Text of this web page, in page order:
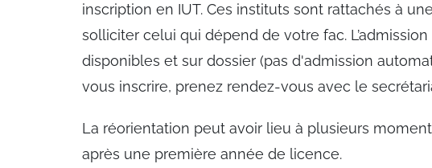
inscription en IUT. Ces instituts sont rattachés à
solliciter celui qui dépend de votre fac.
disponibles et sur dossier (pas d'admission
vous inscrire, prenez rendez-vous avec le
La réorientation peut avoir lieu à plusieurs
après une première année de licence.